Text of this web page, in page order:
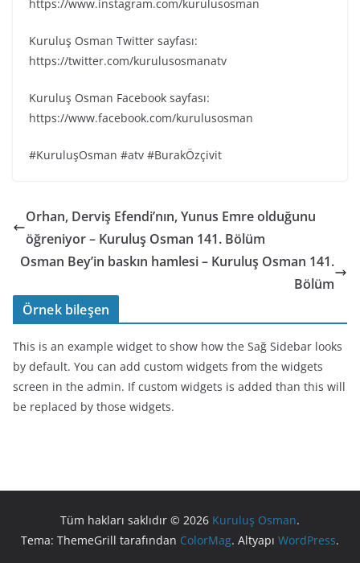
https://www.instagram.com/kurulusosman
Kuruluş Osman Twitter sayfası:
https://twitter.com/kurulusosmanatv
Kuruluş Osman Facebook sayfası:
https://www.facebook.com/kurulusosman
#KuruluşOsman #atv #BurakÖzçivit
Orhan, Derviş Efendi’nın, Yunus Emre olduğunu
öğreniyor – Kuruluş Osman 141. Bölüm
Osman Bey’in baskın hamlesi – Kuruluş Osman 141.
Bölüm
Örnek bileşen
This is an example widget to show how the Sağ Sidebar looks
by default. You can add custom widgets from the widgets
screen in the admin. If custom widgets is added than this will
be replaced by those widgets.
Tüm hakları saklıdır © 2026 Kuruluş Osman.
Tema: ThemeGrill tarafından ColorMag. Altyapı WordPress.